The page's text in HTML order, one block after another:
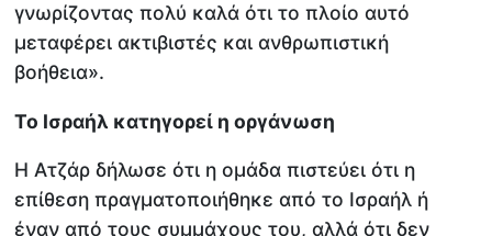
γνωρίζοντας πολύ καλά ότι το πλοίο αυτό
μεταφέρει ακτιβιστές και ανθρωπιστική
βοήθεια».
Το Ισραήλ κατηγορεί η οργάνωση
Η Ατζάρ δήλωσε ότι η ομάδα πιστεύει ότι η
επίθεση πραγματοποιήθηκε από το Ισραήλ ή
έναν από τους συμμάχους του, αλλά ότι δεν